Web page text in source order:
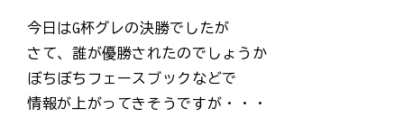
今日はG杯グレの決勝でしたが
さて、誰が優勝されたのでしょうか
ぼちぼちフェースブックなどで
情報が上がってきそうですが・・・